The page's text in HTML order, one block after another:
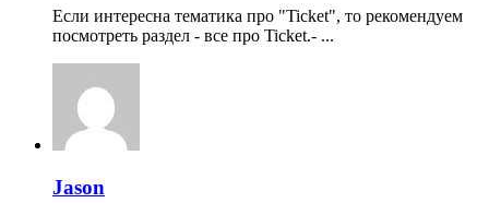
Если интересна тематика про "Ticket", то рекомендуем
посмотреть раздел - все про Ticket.- ...
Jason